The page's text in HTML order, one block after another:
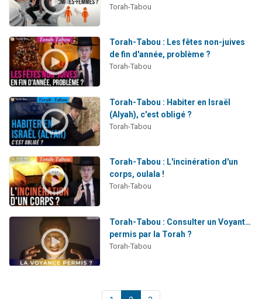
Torah-Tabou
Torah-Tabou : Les fêtes non-juives
de fin d'année, problème ?
Torah-Tabou
Torah-Tabou : Habiter en Israël
(Alyah), c'est obligé ?
Torah-Tabou
Torah-Tabou : L'incinération d'un
corps, oulala !
Torah-Tabou
Torah-Tabou : Consulter un Voyant…
permis par la Torah ?
Torah-Tabou